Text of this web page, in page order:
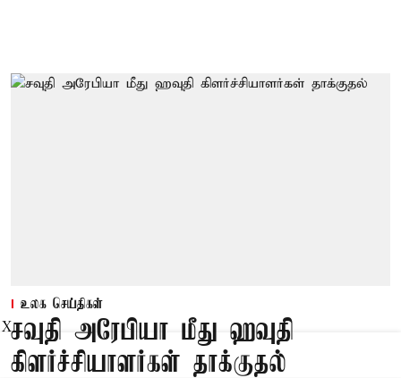
உலக செய்திகள்
சவுதி அரேபியா மீது ஹவுதி
கிளர்ச்சியாளர்கள் தாக்குதல்
X